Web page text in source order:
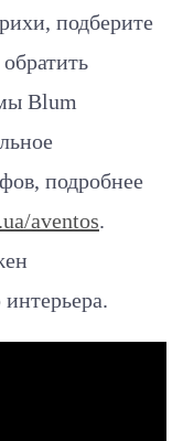
подберите
Blum
подробнее
aventos.